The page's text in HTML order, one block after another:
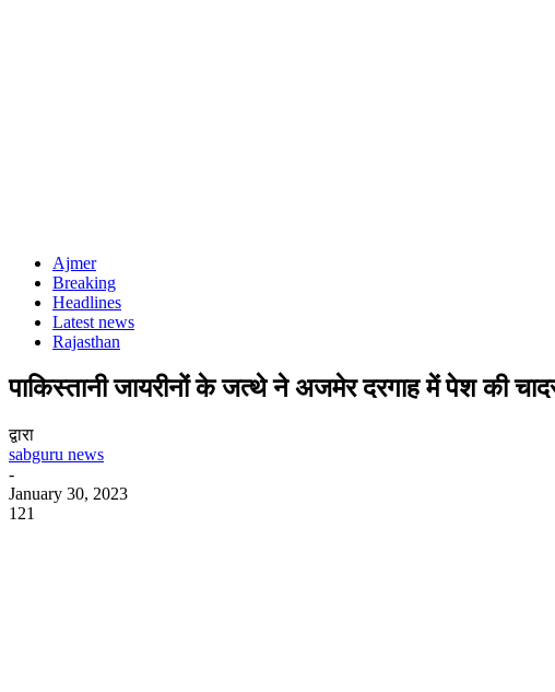
Ajmer
Breaking
Headlines
Latest news
Rajasthan
पाकिस्तानी जायरीनों के जत्थे ने अजमेर दरगाह में पेश की
द्वारा
sabguru news
-
January 30, 2023
121